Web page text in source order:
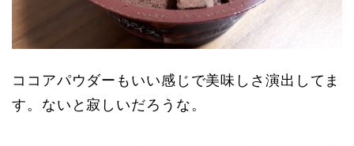
ココアパウダーもいい感じで美味しさ演出してま
す。ないと寂しいだろうな。